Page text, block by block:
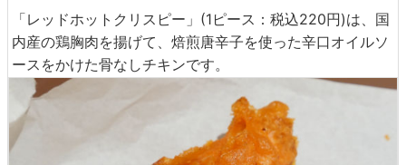
「レッドホットクリスピー」(1ピース：税込220円)は、国
内産の鶏胸肉を揚げて、焙煎唐辛子を使った辛口オイルソ
ースをかけた骨なしチキンです。